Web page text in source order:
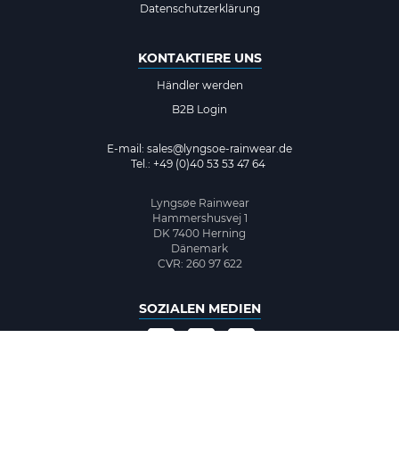
Datenschutzerklärung
KONTAKTIERE UNS
Händler werden
B2B Login
E-mail: sales@lyngsoe-rainwear.de
Tel.: +49 (0)40 53 53 47 64
Lyngsøe Rainwear
Hammershusvej 1
DK 7400 Herning
Dänemark
CVR: 260 97 622
SOZIALEN MEDIEN